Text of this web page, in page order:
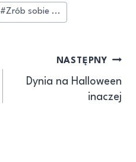
#Zrób sobie ...
NASTĘPNY
Dynia na Halloween
inaczej